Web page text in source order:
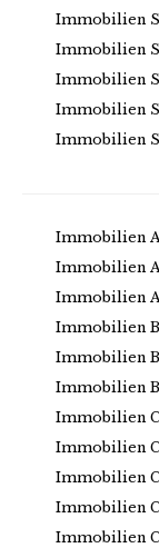
Immobilien
Immobilien
Immobilien
Immobilien
Immobilien
Immobilien
Immobilien
Immobilien
Immobilien
Immobilien
Immobilien
Immobilien
Immobilien
Immobilien
Immobilien
Immobilien